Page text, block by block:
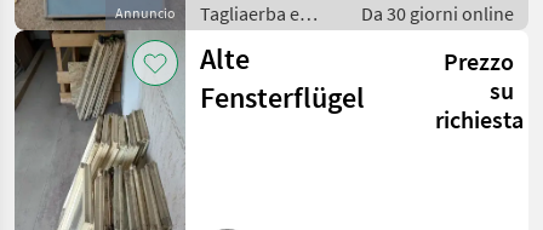
Annuncio
Tagliaerba e
macchine da
giardinaggio /
Porte e finestre
Da 30 giorni online
Alte
Fensterflügel
Prezzo
su
richiesta